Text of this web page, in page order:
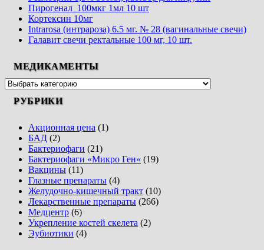
Пирогенал 100мкг 1мл 10 шт
Кортексин 10мг
Intrarosa (интрароза) 6.5 мг. № 28 (вагинальные свечи)
Галавит свечи ректальные 100 мг, 10 шт.
МЕДИКАМЕНТЫ
РУБРИКИ
Акционная цена (1)
БАД (2)
Бактериофаги (21)
Бактериофаги «Микро Ген» (19)
Вакцины (11)
Глазные препараты (4)
Желудочно-кишечный тракт (10)
Лекарственные препараты (266)
Медцентр (6)
Укрепление костей скелета (2)
Эубиотики (4)